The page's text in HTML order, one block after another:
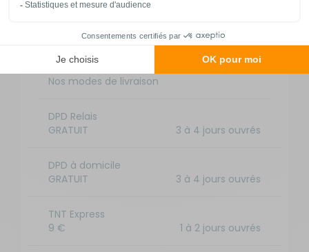
Nos modes de livraison
DPD Relais
GRATUIT
3 à 4 jours ouvrés
DPD à domicile
GRATUIT
3 à 4 jours ouvrés
TNT Express
9 €
1 à 2 jours ouvrés